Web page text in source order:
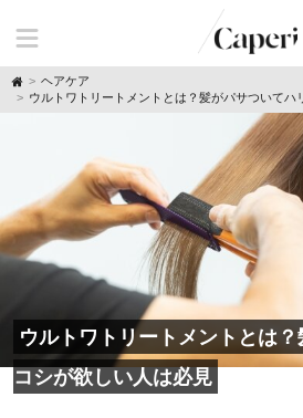
H
o
ヘアケア
ウルトワトリートメントとは？髪がパサついてハ
ウルトワトリートメントとは
コシが欲しい人は必見